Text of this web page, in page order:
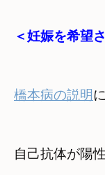
＜妊娠を希望
橋本病の説明
自己抗体が陽